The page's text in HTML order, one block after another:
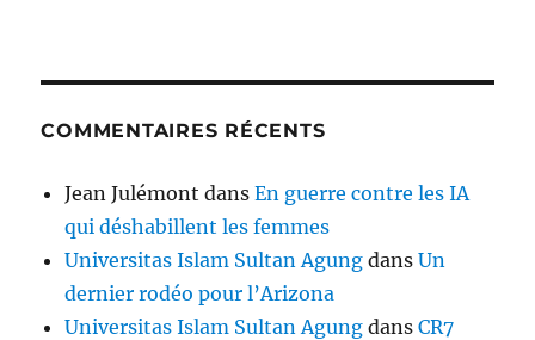
COMMENTAIRES RÉCENTS
Jean Julémont dansEn guerre contre les IA
qui déshabillent les femmes
Universitas Islam Sultan Agung dansUn
dernier rodéo pour l’Arizona
Universitas Islam Sultan Agung dansCR7